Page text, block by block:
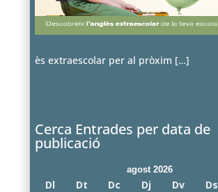
ès extraescolar per al pròxim […]
Cerca Entrades per data de
publicació
agost 2026
Dl Dt Dc Dj Dv Ds